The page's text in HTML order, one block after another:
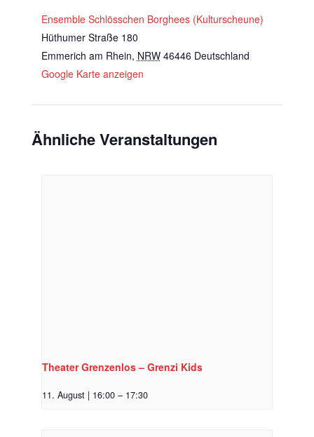
Ensemble Schlösschen Borghees (Kulturscheune)
Hüthumer Straße 180
Emmerich am Rhein, NRW 46446 Deutschland
Google Karte anzeigen
Ähnliche Veranstaltungen
Theater Grenzenlos – Grenzi Kids
11. August | 16:00 – 17:30